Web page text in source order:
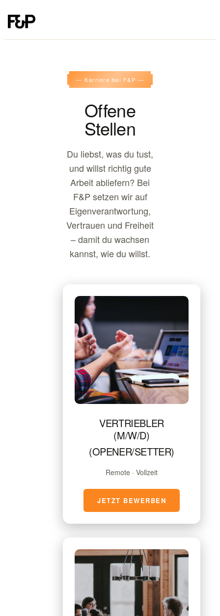
— Karriere bei F&P —
Offene
Stellen
Du liebst, was du tust,
und willst richtig gute
Arbeit abliefern? Bei
F&P setzen wir auf
Eigenverantwortung,
Vertrauen und Freiheit
– damit du wachsen
kannst, wie du willst.
VERTRIEBLER
(M/W/D)
(OPENER/SETTER)
Remote · Vollzeit
JETZT BEWERBEN